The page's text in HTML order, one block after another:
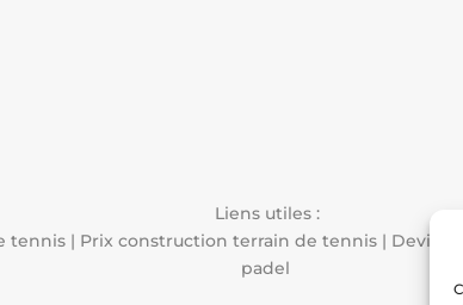
Liens utiles :
tennis | Prix construction terrain de tennis | Devis
padel